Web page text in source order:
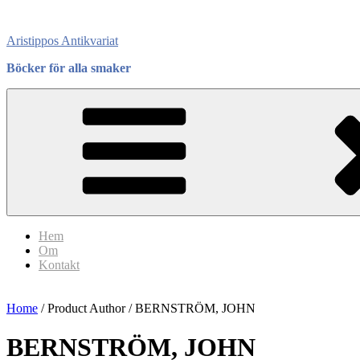
content
Aristippos Antikvariat
Böcker för alla smaker
Hem
Om
Kontakt
Home / Product Author / BERNSTRÖM, JOHN
BERNSTRÖM, JOHN